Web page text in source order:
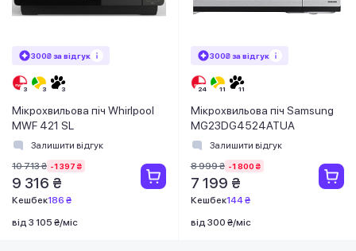
300₴ за відгук
Мікрохвильова піч Whirlpool
MWF 421 SL
Залишити відгук
10 713 ₴ -1 397 ₴
9 316 ₴
Кешбек186 ₴
від 3 105 ₴/міс
300₴ за відгук
Мікрохвильова піч Samsung
MG23DG4524ATUA
Залишити відгук
8 999 ₴ -1 800 ₴
7 199 ₴
Кешбек144 ₴
від 300 ₴/міс